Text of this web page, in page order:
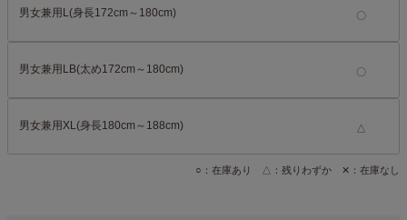
男女兼用L(身長172cm～180cm)
男女兼用LB(太め172cm～180cm)
男女兼用XL(身長180cm～188cm) △
○：在庫あり △：残りわずか ✕：在庫なし